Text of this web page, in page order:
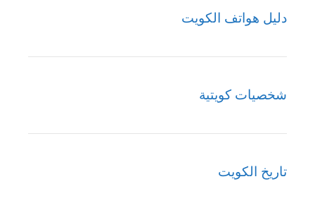
دليل هواتف الكويت
شخصيات كويتية
تاريخ الكويت